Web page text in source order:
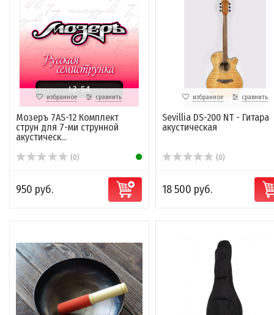
избранное сравнить
Мозеръ 7AS-12 Комплект
струн для 7-ми струнной
акустическ...
(0)
950 руб.
избранное сравнить
Sevillia DS-200 NT - Гитара
акустическая
(0)
18 500 руб.